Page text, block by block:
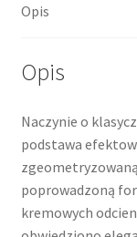
Opis
Opis
Naczynie o
podstawa
poprowadzoną
kremowych